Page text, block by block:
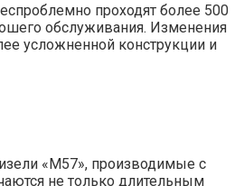
проходят более 500
обслуживания. Изменения
усложненной конструкции и
«М57», производимые с
не только длительным